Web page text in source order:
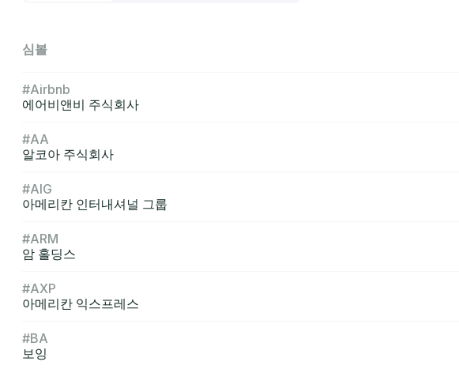
심볼
#Airbnb
에어비앤비 주식회사
#AA
알코아 주식회사
#AIG
아메리칸 인터내셔널 그룹
#ARM
암 홀딩스
#AXP
아메리칸 익스프레스
#BA
보잉